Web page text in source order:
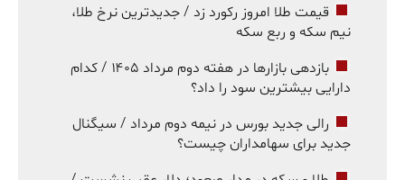
قیمت طلا امروز رکورد زد / جدیدترین نرخ طلا،
نیم سکه و ربع سکه
بازدهی بازارها در هفته دوم مرداد ۱۴۰۵ / کدام
دارایی بیشترین سود را داد؟
رالی جدید بورس در نیمه دوم مرداد / سیگنال
جدید برای سهامداران چیست؟